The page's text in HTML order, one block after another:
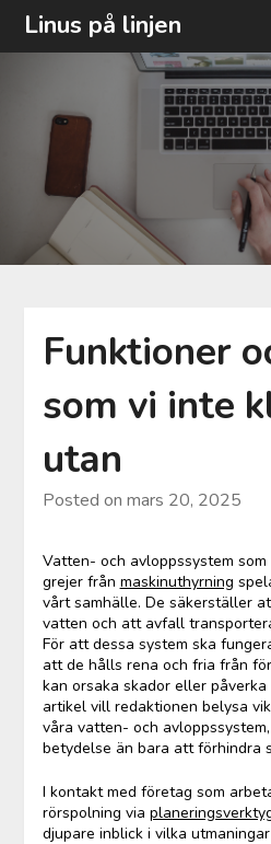
HoppaLinus på linjen
Funktioner
som vi inte
utan
Posted on mars 20, 2025
Vatten- och avloppssystem
grejer från maskinuthyrning
vårt samhälle. De säkerställer
vatten och att avfall
För att dessa system ska
att de hålls rena och fria från
kan orsaka skador eller
artikel vill redaktionen belysa
våra vatten- och
betydelse än bara att förhindra
I kontakt med företag som
rörspolning via
djupare inblick i vilka